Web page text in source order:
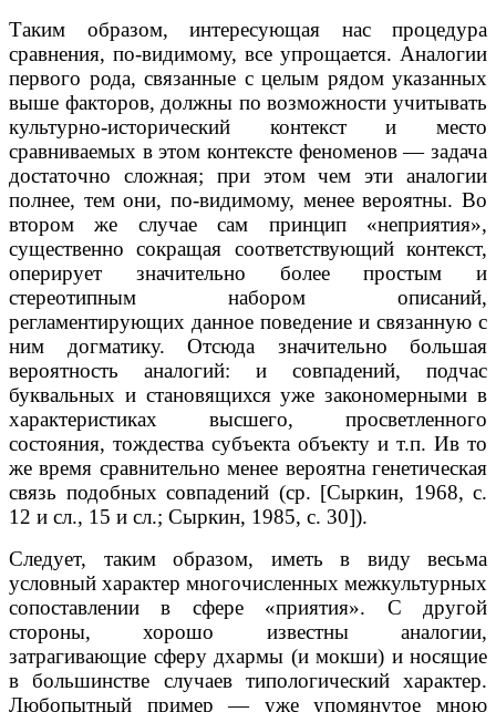
Таким образом, интересующая нас процедура
сравнения, по-видимому, все упрощается. Аналогии
первого рода, связанные с целым рядом указанных
выше факторов, должны по возможности учитывать
культурно-исторический контекст и место
сравниваемых в этом контексте феноменов — задача
достаточно сложная; при этом чем эти аналогии
полнее, тем они, по-видимому, менее вероятны. Во
втором же случае сам принцип «неприятия»,
существенно сокращая соответствующий контекст,
оперирует значительно более простым и
стереотипным набором описаний,
регламентирующих данное поведение и связанную с
ним догматику. Отсюда значительно большая
вероятность аналогий: и совпадений, подчас
буквальных и становящихся уже закономерными в
характеристиках высшего, просветленного
состояния, тождества субъекта объекту и т.п. Ив то
же время сравнительно менее вероятна генетическая
связь подобных совпадений (ср. [Сыркин, 1968, с.
12 и сл., 15 и сл.; Сыркин, 1985, с. 30]).
Следует, таким образом, иметь в виду весьма
условный характер многочисленных межкультурных
сопоставлении в сфере «приятия». С другой
стороны, хорошо известны аналогии,
затрагивающие сферу дхармы (и мокши) и носящие
в большинстве случаев типологический характер.
Любопытный пример — уже упомянутое мною